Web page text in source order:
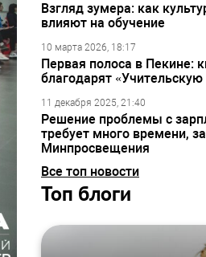
Взгляд зумера: как
влияют на обучение
10 марта 2026, 18:17
Первая полоса в Пекине:
благодарят «Учительскую
11 декабря 2025, 21:40
Решение проблемы с
требует много времени,
Минпросвещения
Все топ новости
Топ блоги